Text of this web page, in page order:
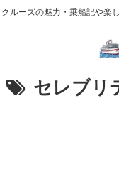
クルーズの魅力・乗船記や楽
セレブリ